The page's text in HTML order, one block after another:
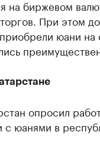
на биржевом
При этом
юани
опросил
с юанями в